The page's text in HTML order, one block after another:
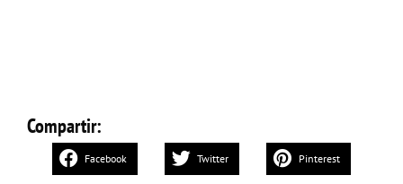
Compartir:
Facebook Twitter Pinterest